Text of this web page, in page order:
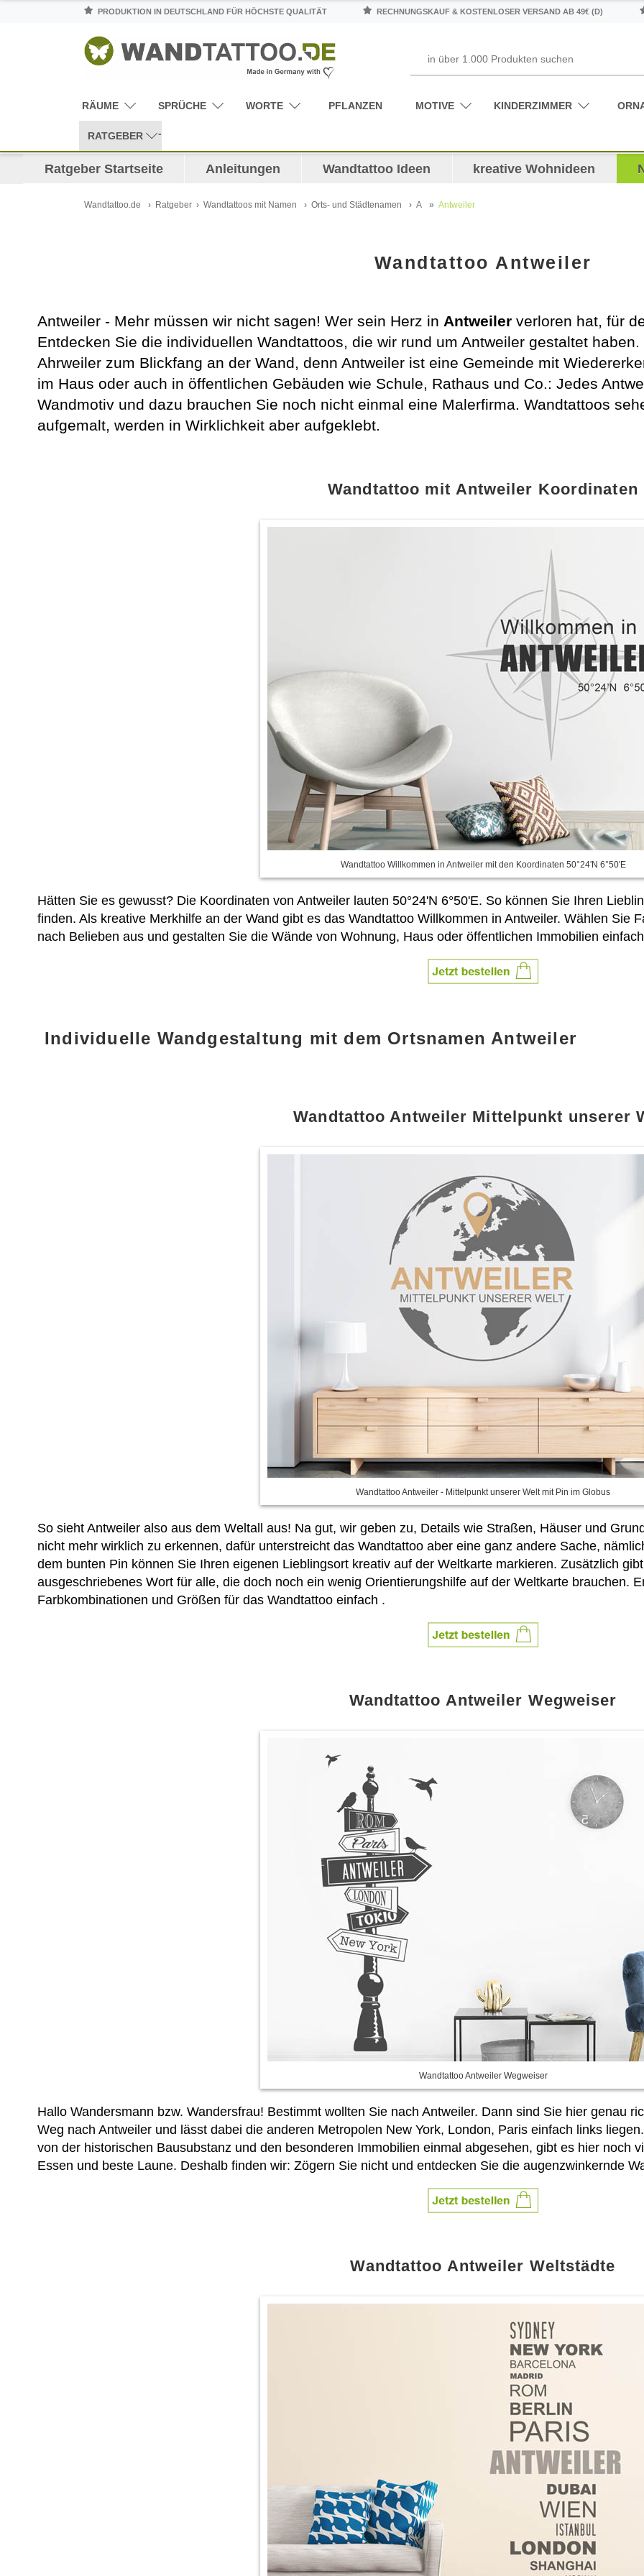
PRODUKTION IN DEUTSCHLAND FÜR HÖCHSTE QUALITÄT RECHNUNGSKAUF & KOSTENLOSER VERSAND AB 49€ (D)
RÄUME SPRÜCHE WORTE PFLANZEN MOTIVE KINDERZIMMER
RATGEBER
Ratgeber Startseite Anleitungen Wandtattoo Ideen kreative Wohnideen
Wandtattoo.de Ratgeber Wandtattoos mit Namen Orts- und Städtenamen A Antweiler
Wandtattoo Antweiler
Antweiler - Mehr müssen wir nicht sagen! Wer sein Herz in Antweiler verloren hat, für
Entdecken Sie die individuellen Wandtattoos, die wir rund um Antweiler gestaltet
Ahrweiler zum Blickfang an der Wand, denn Antweiler ist eine Gemeinde mit
im Haus oder auch in öffentlichen Gebäuden wie Schule, Rathaus und Co.: Jedes
Wandmotiv und dazu brauchen Sie noch nicht einmal eine Malerfirma. Wandtattoos
aufgemalt, werden in Wirklichkeit aber aufgeklebt.
Wandtattoo mit Antweiler Koordinaten
Wandtattoo Willkommen in Antweiler mit den Koordinaten 50°24'N 6°50'E
Hätten Sie es gewusst? Die Koordinaten von Antweiler lauten 50°24'N 6°50'E. So können Sie Ihren
finden. Als kreative Merkhilfe an der Wand gibt es das Wandtattoo Willkommen in Antweiler. Wählen Sie
nach Belieben aus und gestalten Sie die Wände von Wohnung, Haus oder öffentlichen Immobilien
Individuelle Wandgestaltung mit dem Ortsnamen Antweiler
Wandtattoo Antweiler Mittelpunkt unserer
Wandtattoo Antweiler - Mittelpunkt unserer Welt mit Pin im Globus
So sieht Antweiler also aus dem Weltall aus! Na gut, wir geben zu, Details wie Straßen, Häuser und
nicht mehr wirklich zu erkennen, dafür unterstreicht das Wandtattoo aber eine ganz andere Sache,
dem bunten Pin können Sie Ihren eigenen Lieblingsort kreativ auf der Weltkarte markieren. Zusätzlich
ausgeschriebenes Wort für alle, die doch noch ein wenig Orientierungshilfe auf der Weltkarte brauchen.
Farbkombinationen und Größen für das Wandtattoo einfach .
Wandtattoo Antweiler Wegweiser
Wandtattoo Antweiler Wegweiser
Hallo Wandersmann bzw. Wandersfrau! Bestimmt wollten Sie nach Antweiler. Dann sind Sie hier genau
Weg nach Antweiler und lässt dabei die anderen Metropolen New York, London, Paris einfach links
von der historischen Bausubstanz und den besonderen Immobilien einmal abgesehen, gibt es hier noch
Essen und beste Laune. Deshalb finden wir: Zögern Sie nicht und entdecken Sie die augenzwinkernde
Wandtattoo Antweiler Weltstädte